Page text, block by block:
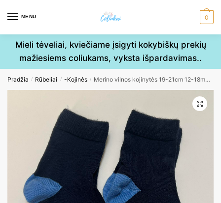
MENU 0
Mieli tėveliai, kviečiame įsigyti kokybiškų prekių
mažiesiems coliukams, vyksta išpardavimas..
Pradžia / Rūbeliai / -Kojinės / Merino vilnos kojinytės 19-21cm 12-18mėn.